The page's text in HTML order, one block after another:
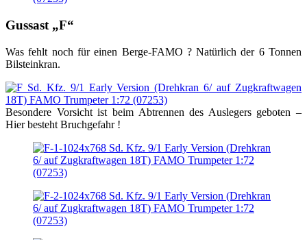
Gussast „F“
Was fehlt noch für einen Berge-FAMO ? Natürlich der 6 Tonnen
Bilsteinkran.
Besondere Vorsicht ist beim Abtrennen des Auslegers geboten –
Hier besteht Bruchgefahr !